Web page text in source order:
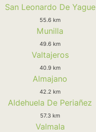
San Leonardo De Yague
55.6 km
Munilla
49.6 km
Valtajeros
40.9 km
Almajano
42.2 km
Aldehuela De Periañez
57.3 km
Valmala